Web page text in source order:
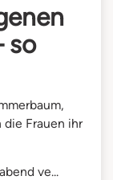
so
Frauen ihr
ve...